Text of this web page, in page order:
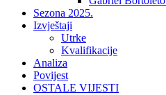
Sezona 2025.
Izvještaji
Utrke
Kvalifikacije
Analiza
Povijest
OSTALE VIJESTI